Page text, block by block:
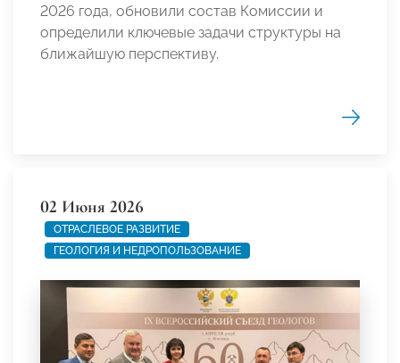
2026 года, обновили состав Комиссии и
определили ключевые задачи структуры на
ближайшую перспективу.
02 Июня 2026
ОТРАСЛЕВОЕ РАЗВИТИЕ
ГЕОЛОГИЯ И НЕДРОПОЛЬЗОВАНИЕ